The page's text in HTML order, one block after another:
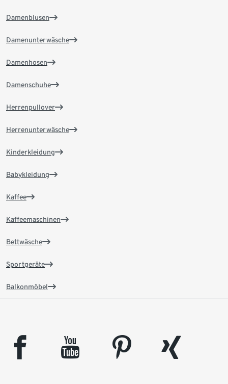
Damenblusen
Damenunterwäsche
Damenhosen
Damenschuhe
Herrenpullover
Herrenunterwäsche
Kinderkleidung
Babykleidung
Kaffee
Kaffeemaschinen
Bettwäsche
Sportgeräte
Balkonmöbel
facebook youtube pinterest xing